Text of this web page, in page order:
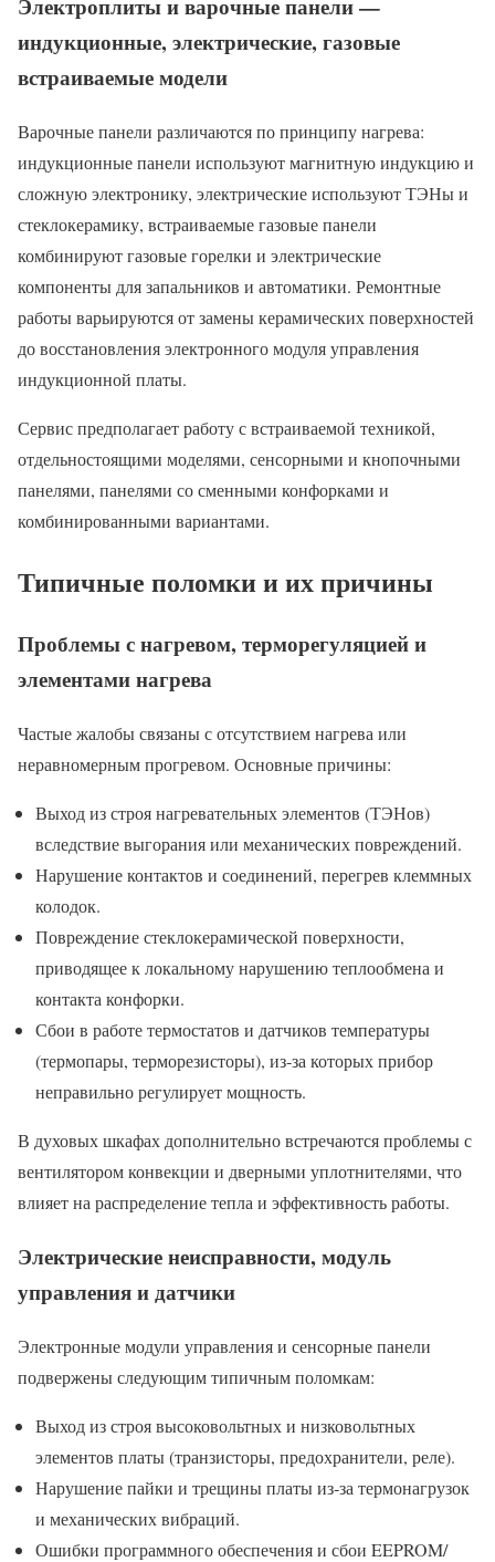
Электроплиты и варочные панели —
индукционные, электрические, газовые
встраиваемые модели
Варочные панели различаются по принципу нагрева:
индукционные панели используют магнитную индукцию и
сложную электронику, электрические используют ТЭНы и
стеклокерамику, встраиваемые газовые панели
комбинируют газовые горелки и электрические
компоненты для запальников и автоматики. Ремонтные
работы варьируются от замены керамических поверхностей
до восстановления электронного модуля управления
индукционной платы.
Сервис предполагает работу с встраиваемой техникой,
отдельностоящими моделями, сенсорными и кнопочными
панелями, панелями со сменными конфорками и
комбинированными вариантами.
Типичные поломки и их причины
Проблемы с нагревом, терморегуляцией и
элементами нагрева
Частые жалобы связаны с отсутствием нагрева или
неравномерным прогревом. Основные причины:
Выход из строя нагревательных элементов (ТЭНов)
вследствие выгорания или механических повреждений.
Нарушение контактов и соединений, перегрев клеммных
колодок.
Повреждение стеклокерамической поверхности,
приводящее к локальному нарушению теплообмена и
контакта конфорки.
Сбои в работе термостатов и датчиков температуры
(термопары, терморезисторы), из‑за которых прибор
неправильно регулирует мощность.
В духовых шкафах дополнительно встречаются проблемы с
вентилятором конвекции и дверными уплотнителями, что
влияет на распределение тепла и эффективность работы.
Электрические неисправности, модуль
управления и датчики
Электронные модули управления и сенсорные панели
подвержены следующим типичным поломкам:
Выход из строя высоковольтных и низковольтных
элементов платы (транзисторы, предохранители, реле).
Нарушение пайки и трещины платы из‑за термонагрузок
и механических вибраций.
Ошибки программного обеспечения и сбои EEPROM/